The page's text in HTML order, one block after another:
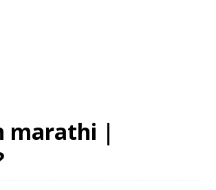
marathi |